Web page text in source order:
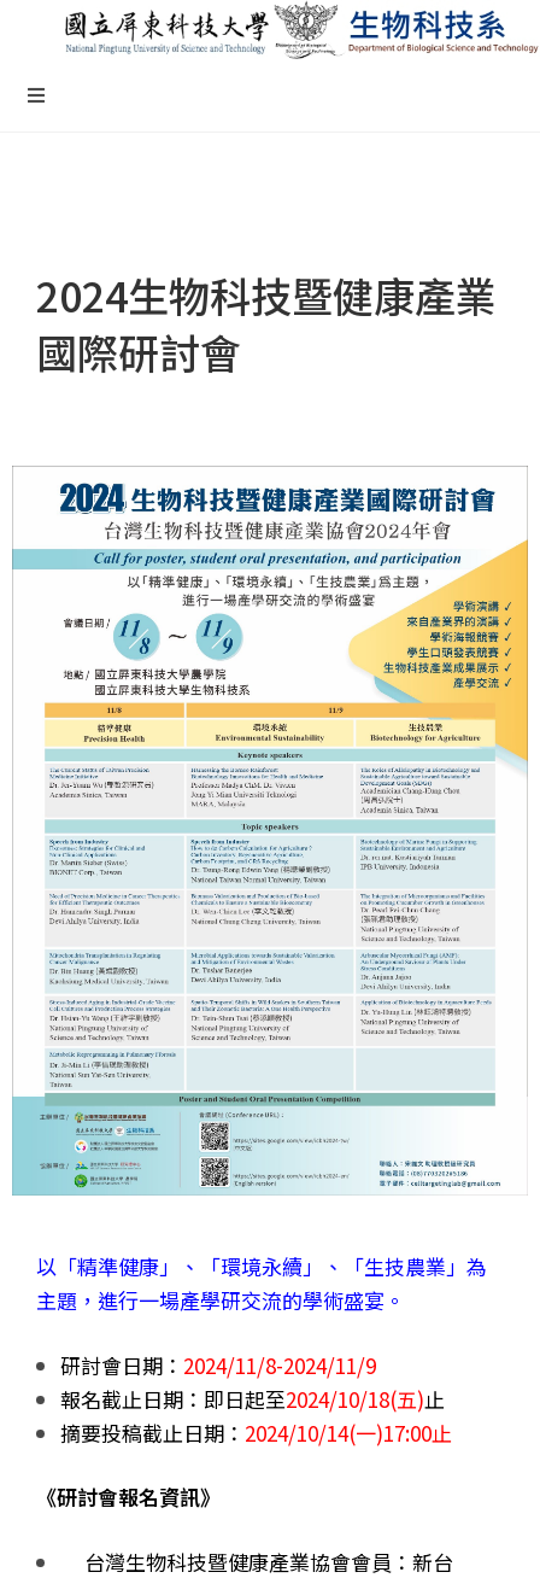
2024生物科技暨健康產業
國際研討會
以「精準健康」、 「環境永續」、「生技農業」為
主題， 進行一場產學研交流的學術盛宴。
研討會日期： 2024/11/8-2024/11/9
報名截止日期：即日起至2024/10/18(五)止
摘要投稿截止日期： 2024/10/14(一)17:00止
《研討會報名資訊》
台灣生物科技暨健康產業協會會員： 新台